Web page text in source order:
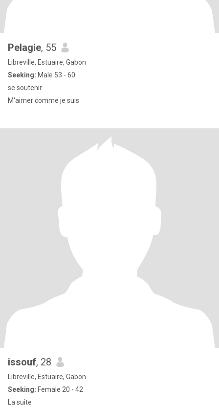
Pelagie, 55
Libreville, Estuaire, Gabon
Seeking: Male 53 - 60
se soutenir
M'aimer comme je suis
issouf, 28
Libreville, Estuaire, Gabon
Seeking: Female 20 - 42
La suite